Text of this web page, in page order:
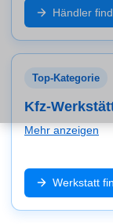
freie Händler
Händler
Top-Kategorie
Kfz-
Mehr anzeigen
Inspektion,
Werkstätten in
passend zu
Werkstatt